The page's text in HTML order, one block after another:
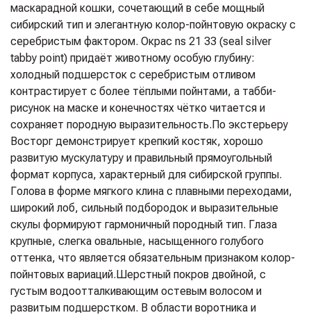
маскарадной кошки, сочетающий в себе мощный
сибирский тип и элегантную колор-пойнтовую окраску с
серебристым фактором. Окрас ns 21 33 (seal silver
tabby point) придаёт животному особую глубину:
холодный подшерсток с серебристым отливом
контрастирует с более тёплыми пойнтами, а табби-
рисунок на маске и конечностях чётко читается и
сохраняет породную выразительность.По экстерьеру
Восторг демонстрирует крепкий костяк, хорошо
развитую мускулатуру и правильный прямоугольный
формат корпуса, характерный для сибирской группы.
Голова в форме мягкого клина с плавными переходами,
широкий лоб, сильный подбородок и выразительные
скулы формируют гармоничный породный тип. Глаза
крупные, слегка овальные, насыщенного голубого
оттенка, что является обязательным признаком колор-
пойнтовых вариаций.Шерстный покров двойной, с
густым водоотталкивающим остевым волосом и
развитым подшерстком. В области воротника и